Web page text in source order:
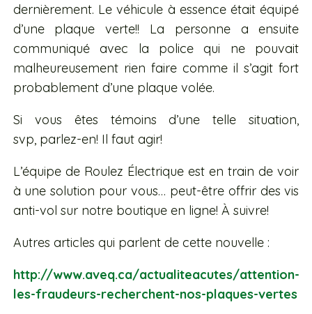
dernièrement. Le véhicule à essence était équipé
d’une plaque verte!! La personne a ensuite
communiqué avec la police qui ne pouvait
malheureusement rien faire comme il s’agit fort
probablement d’une plaque volée.
Si vous êtes témoins d’une telle situation,
svp, parlez-en! Il faut agir!
L’équipe de Roulez Électrique est en train de voir
à une solution pour vous… peut-être offrir des vis
anti-vol sur notre boutique en ligne! À suivre!
Autres articles qui parlent de cette nouvelle :
http://www.aveq.ca/actualiteacutes/attention-
les-fraudeurs-recherchent-nos-plaques-vertes